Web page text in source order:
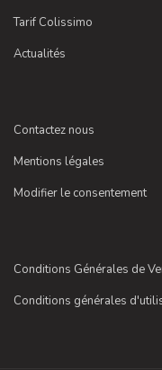
Tarif Colissimo
Actualités
Contactez nous
Mentions légales
Modifier le consentement
Conditions Générales de
Conditions générales